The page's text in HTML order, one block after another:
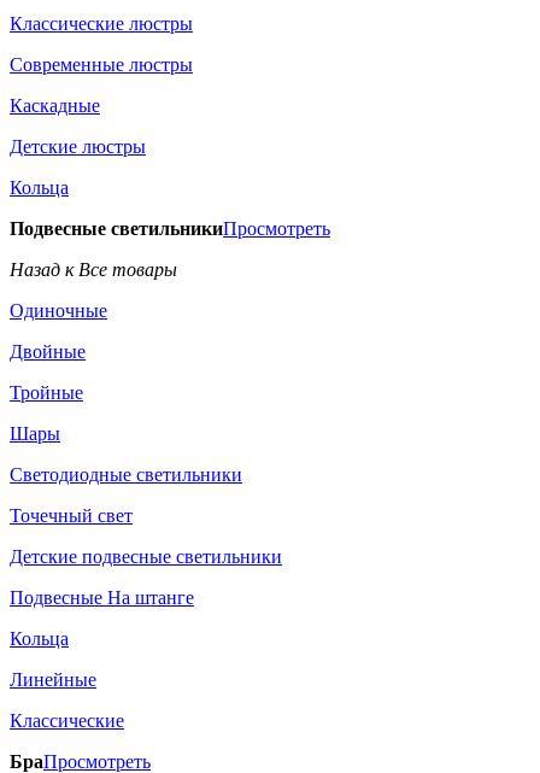
Классические люстры
Современные люстры
Каскадные
Детские люстры
Кольца
Подвесные светильникиПросмотреть
Назад к Все товары
Одиночные
Двойные
Тройные
Шары
Светодиодные светильники
Точечный свет
Детские подвесные светильники
Подвесные На штанге
Кольца
Линейные
Классические
БраПросмотреть